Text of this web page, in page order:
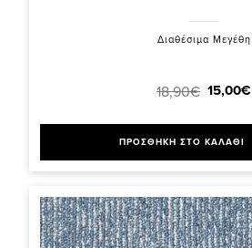
Διαθέσιμα Μεγέθη
18,90€ 15,00€
ΠΡΟΣΘΗΚΗ ΣΤΟ ΚΑΛΑΘΙ